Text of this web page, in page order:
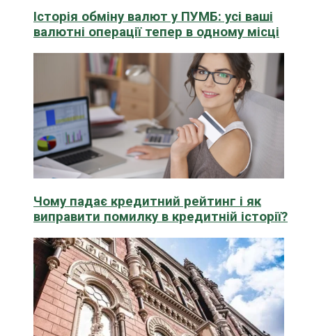
Історія обміну валют у ПУМБ: усі ваші
валютні операції тепер в одному місці
Чому падає кредитний рейтинг і як
виправити помилку в кредитній історії?